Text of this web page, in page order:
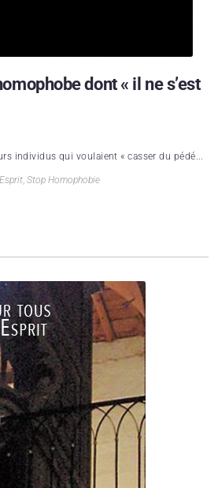
dont « il ne s’est
individus qui voulaient « casser du pédé...
, Stop Homophobie